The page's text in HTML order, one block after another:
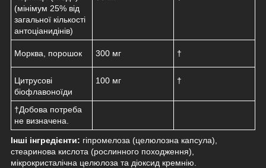
(мінімум 25% від
загальної кількості
антоціанидінів)
Морква, порошок 300 мг †
Цитрусові
біофлавоноїди
100 мг †
†Добова потреба
не визначена.
Інші інгредієнти: гіпромелоза (целюлозна капсула),
стеаринова кислота (рослинного походження),
мікрокристалічна целюлоза та діоксид кремнію.